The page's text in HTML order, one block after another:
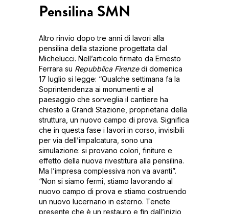
Pensilina SMN
Altro rinvio dopo tre anni di lavori alla
pensilina della stazione progettata dal
Michelucci. Nell’articolo firmato da Ernesto
Ferrara su Repubblica Firenzedi domenica
17 luglio si legge: “Qualche settimana fa la
Soprintendenza ai monumenti e al
paesaggio che sorveglia il cantiere ha
chiesto a Grandi Stazione, proprietaria della
struttura, un nuovo campo di prova. Significa
che in questa fase i lavori in corso, invisibili
per via dell’impalcatura, sono una
simulazione: si provano colori, finiture e
effetto della nuova rivestitura alla pensilina.
Ma l’impresa complessiva non va avanti”.
“Non si siamo fermi, stiamo lavorando al
nuovo campo di prova e stiamo costruendo
un nuovo lucernario in esterno. Tenete
presente che è un restauro e fin dall’inizio